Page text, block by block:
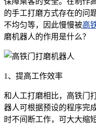
的手工打磨方式存在的问
不均匀等，因此慢慢被高
磨机器人的作用是什么？
1、提高工作效率
和人工打磨相比，高铁门
器人可根据预设的程序完
时不间断工作，可大大缩